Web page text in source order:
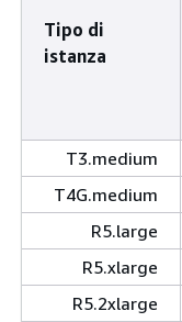
Tipo di
istanza
T3.medium
T4G.medium
R5.large
R5.xlarge
R5.2xlarge